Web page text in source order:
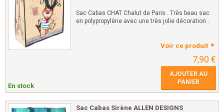
Sac Cabas CHAT Chalut de Paris . Très beau sac
en polypropylène avec une très jolie décoration...
Voir ce produit
7,90 €
En stock
AJOUTER AU
PANIER
Sac Cabas Sirène ALLEN DESIGNS